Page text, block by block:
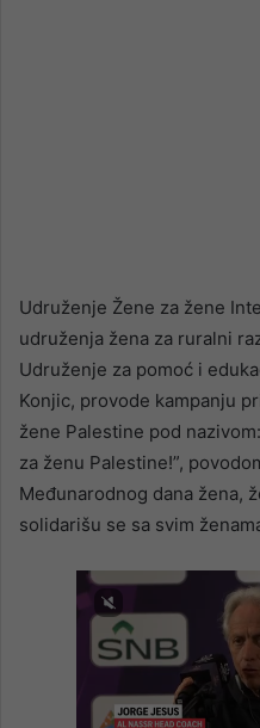
Udruženje Žene za žene
udruženja žena za ruralni
Udruženje za pomoć i
Konjic, provode kampanju
žene Palestine pod
za ženu Palestine!”,
Međunarodnog dana žena,
solidarišu se sa svim